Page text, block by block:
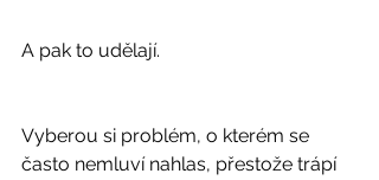
A pak to udělají.
Vyberou si problém, o kterém se
často nemluví nahlas, přestože trápí